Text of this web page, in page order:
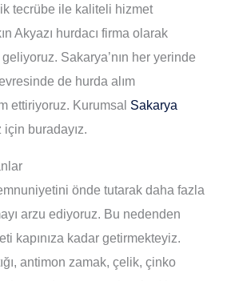
tecrübe ile kaliteli hizmet
Akyazı hurdacı firma olarak
geliyoruz. Sakarya’nın her yerinde
de hurda alım
ettiriyoruz. Kurumsal Sakarya
için buradayız.
önde tutarak daha fazla
arzu ediyoruz. Bu nedenden
kapınıza kadar getirmekteyiz.
antimon zamak, çelik, çinko